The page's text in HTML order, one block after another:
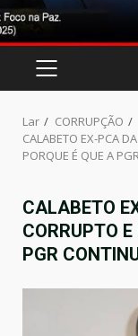
MENU
Lar
CORRUPÇÃO
CALABETO EX-PCA
PORQUE É QUE A
CALABETO
CORRUPTO
PGR